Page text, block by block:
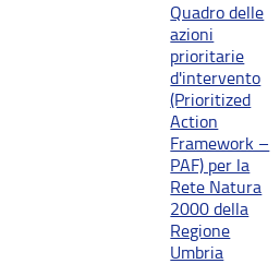
Quadro delle
azioni
prioritarie
d'intervento
(Prioritized
Action
Framework –
PAF) per la
Rete Natura
2000 della
Regione
Umbria